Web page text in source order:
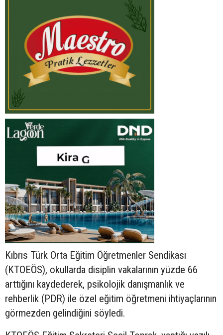
Kıbrıs Türk Orta Eğitim Öğretmenler Sendikası
(KTOEÖS), okullarda disiplin vakalarının yüzde 66
arttığını kaydederek, psikolojik danışmanlık ve
rehberlik (PDR) ile özel eğitim öğretmeni ihtiyaçlarının
görmezden gelindiğini söyledi.